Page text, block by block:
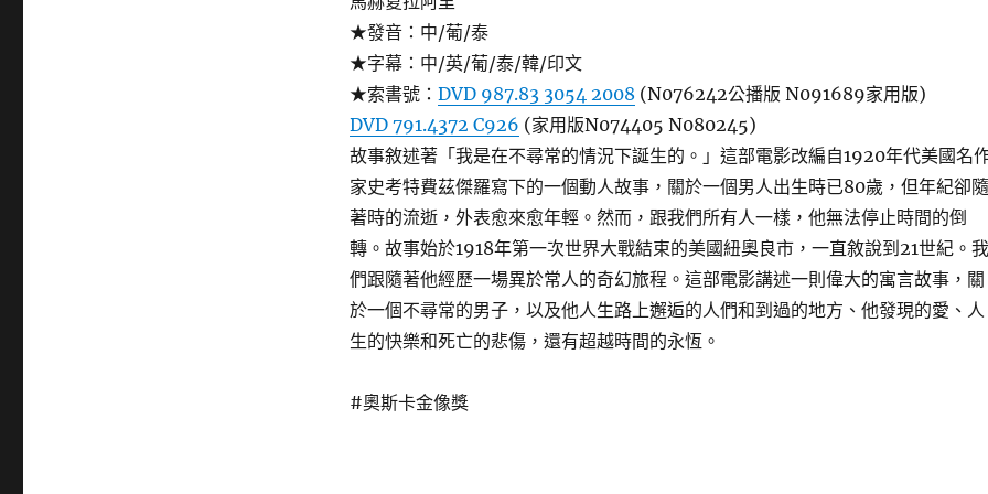
★發音：中/葡/泰
★字幕：中/英/葡/泰/韓/印文
★索書號： DVD 987.83 3054 2008 (N076242公播版 N091689家用版)
DVD 791.4372 C926 (家用版N074405 N080245)
故事敘述著「我是在不尋常的情況下誕生的。」這部電影改編自1920年代美國名
家史考特費茲傑羅寫下的一個動人故事，關於一個男人出生時已80歲，但年紀卻隨
著時的流逝，外表愈來愈年輕。然而，跟我們所有人一樣，他無法停止時間的倒
轉。故事始於1918年第一次世界大戰結束的美國紐奧良市，一直敘說到21世紀。我
們跟隨著他經歷一場異於常人的奇幻旅程。這部電影講述一則偉大的寓言故事，關
於一個不尋常的男子，以及他人生路上邂逅的人們和到過的地方、他發現的愛、人
生的快樂和死亡的悲傷，還有超越時間的永恆。
#奧斯卡金像獎